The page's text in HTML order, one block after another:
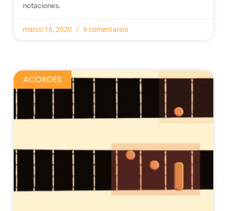
notaciones.
marzo 16, 2020 9 comentarios
ACORDES